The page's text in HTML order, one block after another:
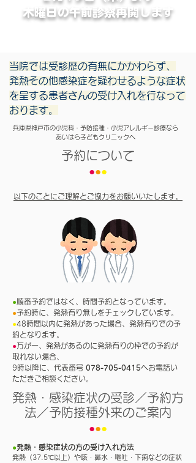
木曜日の午前診察再開します
当院では受診歴の有無にかかわらず、
発熱その他感染症を疑わせるような症状
を呈する患者さんの受け入れを行なって
おります。
兵庫県神戸市の小児科・予防接種・小児アレルギー診療なら
あいはら子どもクリニックへ
予約について
●●●
以下のことにご理解とご協力をお願いいたします。
● 順番予約ではなく、時間予約となっています。
●予約時に、発熱有り無しをチェックしています。
●48時間以内に発熱があった場合、発熱有りでの予
約となります。
●万が一、発熱があるのに発熱有りの枠での予約が
取れない場合、
9時以降に、代表番号 078-705-0415へお電話い
ただきご相談ください。
発熱・感染症状の受診／予約方
法／予防接種外来のご案内
●●●
●発熱・感染症状の方の受け入れ方法
発熱（37.5℃以上）や咳・鼻水・嘔吐・下痢などの症状